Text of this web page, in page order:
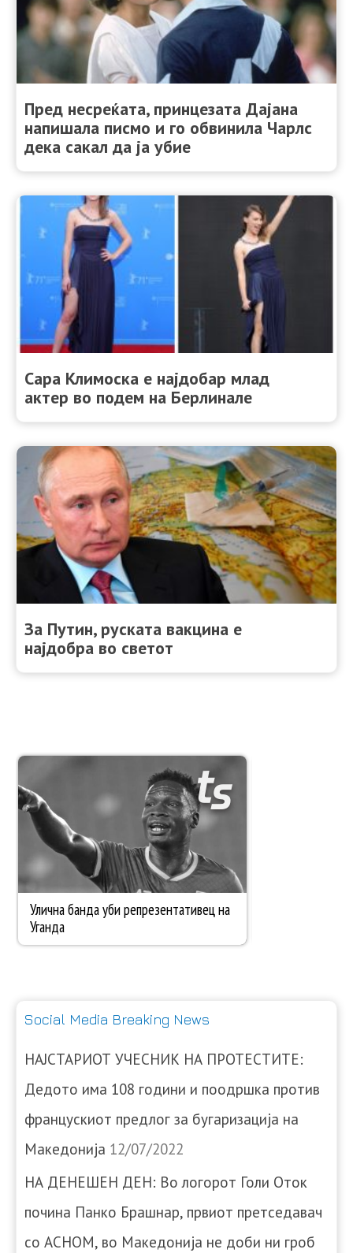
Пред несреќата, принцезата Дајана
напишала писмо и го обвинила Чарлс
дека сакал да ја убие
Сара Климоска е најдобар млад
актер во подем на Берлинале
За Путин, руската вакцина е
најдобра во светот
Social Media Breaking News
НАЈСТАРИОТ УЧЕСНИК НА ПРОТЕСТИТЕ:
Дедото има 108 години и поодршка против
францускиот предлог за бугаризација на
Македонија 12/07/2022
НА ДЕНЕШЕН ДЕН: Во логорот Голи Оток
почина Панко Брашнар, првиот претседавач
со АСНОМ, во Македонија не доби ни гроб